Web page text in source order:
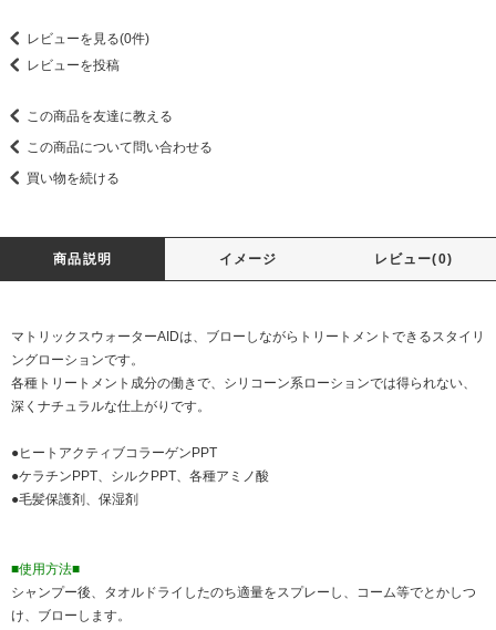
レビューを見る(0件)
レビューを投稿
この商品を友達に教える
この商品について問い合わせる
買い物を続ける
商品説明 イメージ レビュー(0)
マトリックスウォーターAIDは、ブローしながらトリートメントできるスタイリ
ングローションです。
各種トリートメント成分の働きで、シリコーン系ローションでは得られない、
深くナチュラルな仕上がりです。
●ヒートアクティブコラーゲンPPT
●ケラチンPPT、シルクPPT、各種アミノ酸
●毛髪保護剤、保湿剤
■使用方法■
シャンプー後、タオルドライしたのち適量をスプレーし、コーム等でとかしつ
け、ブローします。